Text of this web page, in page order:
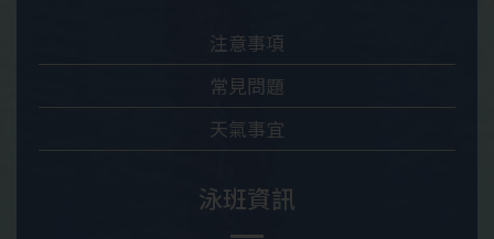
注意事項
常見問題
天氣事宜
泳班資訊